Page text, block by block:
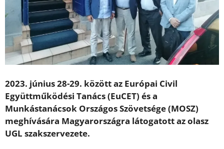
2023. június 28-29. között az Európai Civil
Együttműködési Tanács (EuCET) és a
Munkástanácsok Országos Szövetsége (MOSZ)
meghívására Magyarországra látogatott az olasz
UGL szakszervezete.